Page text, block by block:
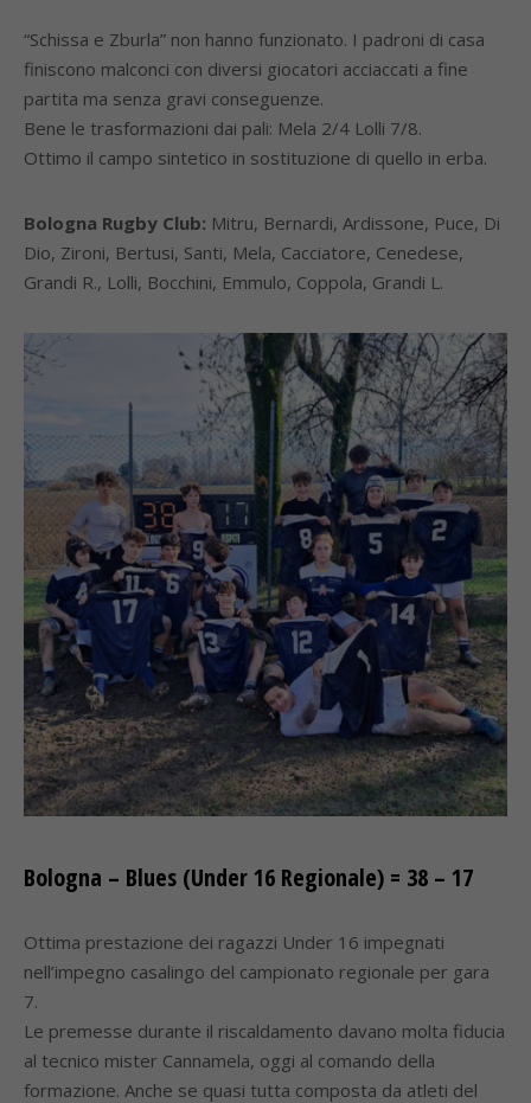
“Schissa e Zburla” non hanno funzionato. I padroni di casa
finiscono malconci con diversi giocatori acciaccati a fine
partita ma senza gravi conseguenze.
Bene le trasformazioni dai pali: Mela 2/4 Lolli 7/8.
Ottimo il campo sintetico in sostituzione di quello in erba.
Bologna Rugby Club: Mitru, Bernardi, Ardissone, Puce, Di
Dio, Zironi, Bertusi, Santi, Mela, Cacciatore, Cenedese,
Grandi R., Lolli, Bocchini, Emmulo, Coppola, Grandi L.
Bologna – Blues (Under 16 Regionale) = 38 – 17
Ottima prestazione dei ragazzi Under 16 impegnati
nell’impegno casalingo del campionato regionale per gara
7.
Le premesse durante il riscaldamento davano molta fiducia
al tecnico mister Cannamela, oggi al comando della
formazione. Anche se quasi tutta composta da atleti del